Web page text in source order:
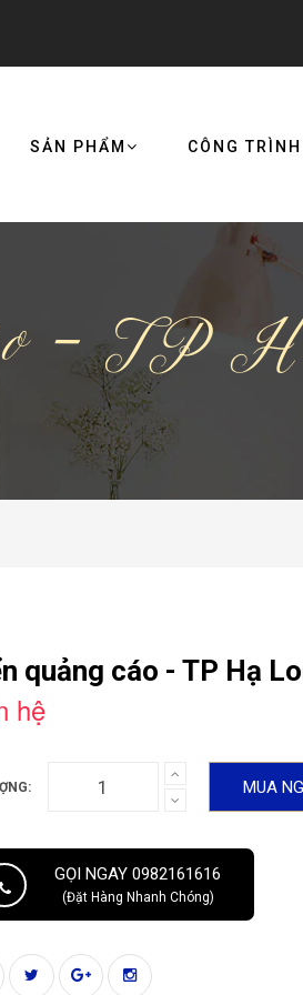
SẢN PHẨM CÔNG
- TP
quảng cáo - TP Hạ
hệ
MUA
GỌI NGAY 0982161616
(Đặt Hàng Nhanh Chóng)